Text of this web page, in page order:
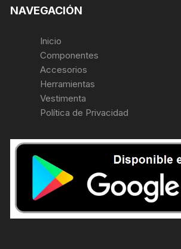
NAVEGACIÓN
Inicio
Componentes
Accesorios
Herramientas
Vestimenta
Política de Privacidad